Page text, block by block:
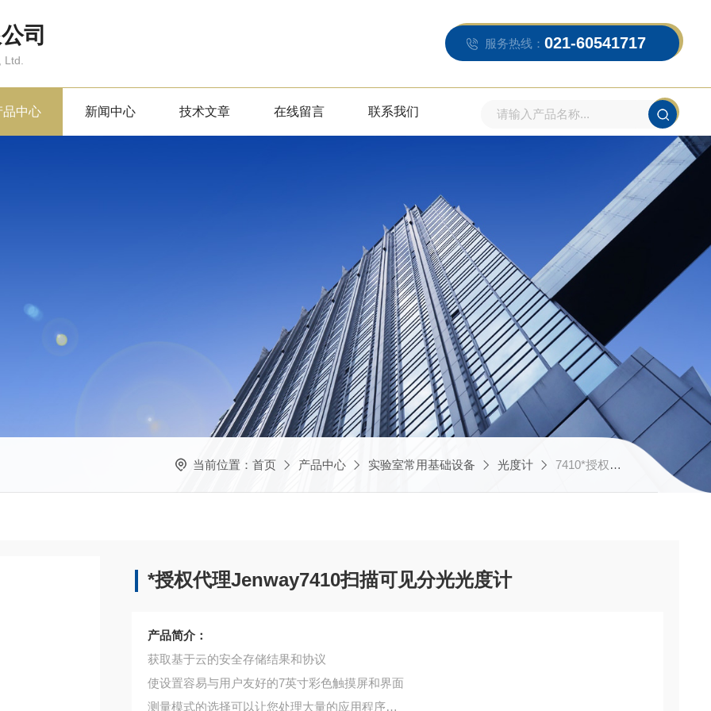
司 服务热线： 021-60541717
品中心 新闻中心 技术文章 在线留言 联系我们
当前位置： 首页 产品中心 实验室常用基础设备 光度计 7410*授权代理Jenway7410扫描可见分光光度计
*授权代理Jenway7410扫描可见分光光度计
产品简介：
获取基于云的安全存储结果和协议
使设置容易与用户友好的7英寸彩色触摸屏和界面
测量模式的选择可以让您处理大量的应用程序